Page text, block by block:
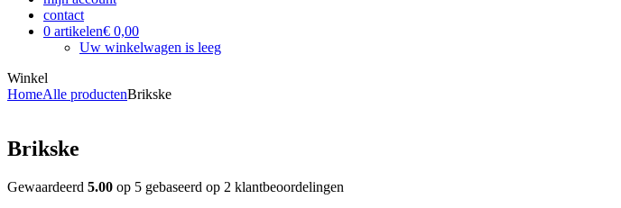
contact
0 artikelen€ 0,00
Uw winkelwagen is leeg
Winkel
HomeAlle productenBrikske
Brikske
Gewaardeerd 5.00 op 5 gebaseerd op 2 klantbeoordelingen